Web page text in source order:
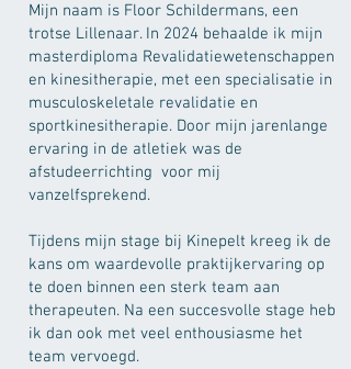
Mijn naam is Floor Schildermans, een
trotse Lillenaar. In 2024 behaalde ik mijn
masterdiploma Revalidatiewetenschappen
en kinesitherapie, met een specialisatie in
musculoskeletale revalidatie en
sportkinesitherapie. Door mijn jarenlange
ervaring in de atletiek was de
afstudeerrichting voor mij
vanzelfsprekend.
Tijdens mijn stage bij Kinepelt kreeg ik de
kans om waardevolle praktijkervaring op
te doen binnen een sterk team aan
therapeuten. Na een succesvolle stage heb
ik dan ook met veel enthousiasme het
team vervoegd.